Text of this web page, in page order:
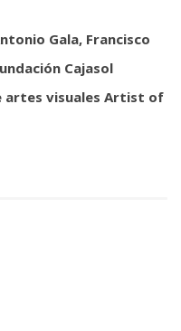
Gala, Francisco
Cajasol
artes visuales Artist of